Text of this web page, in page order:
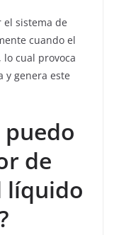
el sistema de
cuando el
cual provoca
y genera este
puedo
de
líquido